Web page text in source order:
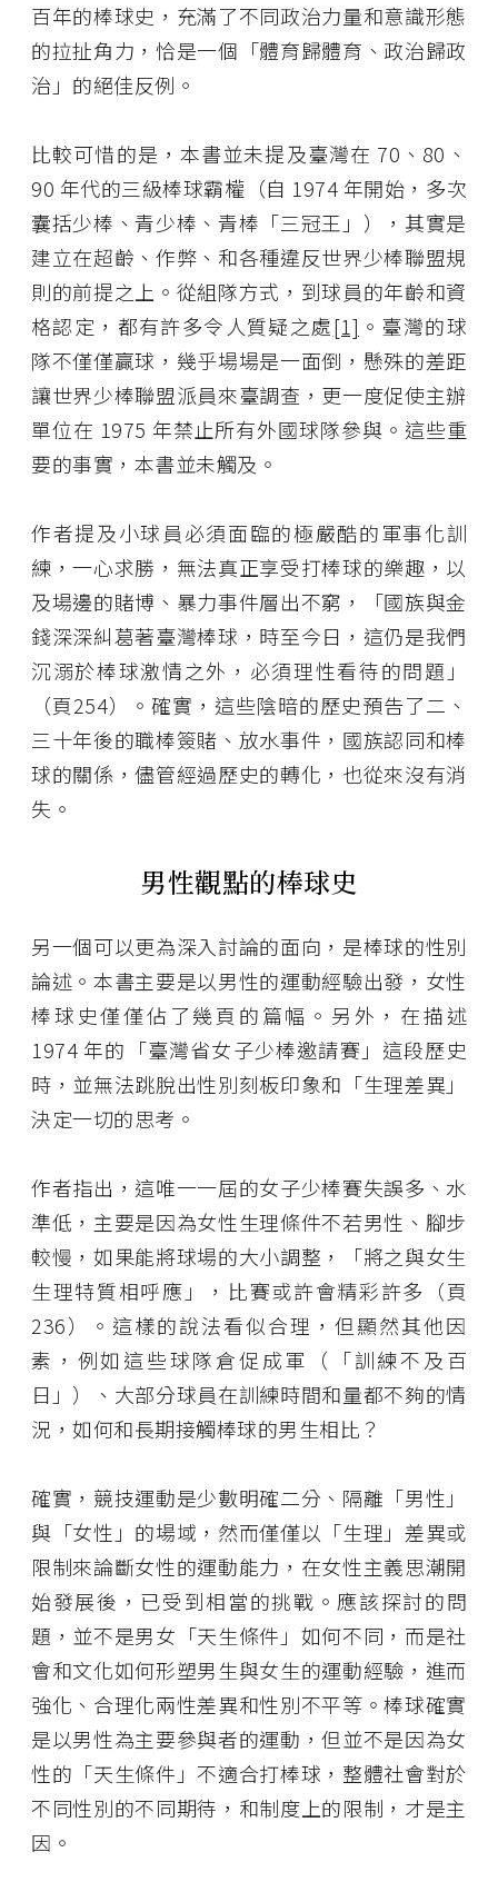
百年的棒球史，充滿了不同政治力量和意識形態
的拉扯角力，恰是一個「體育歸體育、政治歸政
治」的絕佳反例。
比較可惜的是，本書並未提及臺灣在 70、80、
90 年代的三級棒球霸權（自 1974 年開始，多次
囊括少棒、青少棒、青棒「三冠王」），其實是
建立在超齡、作弊、和各種違反世界少棒聯盟規
則的前提之上。從組隊方式，到球員的年齡和資
格認定，都有許多令人質疑之處[1] 。臺灣的球
隊不僅僅贏球，幾乎場場是一面倒，懸殊的差距
讓世界少棒聯盟派員來臺調查，更一度促使主辦
單位在 1975 年禁止所有外國球隊參與。這些重
要的事實，本書並未觸及。
作者提及小球員必須面臨的極嚴酷的軍事化訓
練，一心求勝，無法真正享受打棒球的樂趣，以
及場邊的賭博、暴力事件層出不窮，「國族與金
錢深深糾葛著臺灣棒球，時至今日，這仍是我們
沉溺於棒球激情之外，必須理性看待的問題」
（頁254）。確實，這些陰暗的歷史預告了二、
三十年後的職棒簽賭、放水事件，國族認同和棒
球的關係，儘管經過歷史的轉化，也從來沒有消
失。
男性觀點的棒球史
另一個可以更為深入討論的面向，是棒球的性別
論述。本書主要是以男性的運動經驗出發，女性
棒球史僅僅佔了幾頁的篇幅。另外，在描述
1974 年的「臺灣省女子少棒邀請賽」這段歷史
時，並無法跳脫出性別刻板印象和「生理差異」
決定一切的思考。
作者指出，這唯一一屆的女子少棒賽失誤多、水
準低，主要是因為女性生理條件不若男性、腳步
較慢，如果能將球場的大小調整，「將之與女生
生理特質相呼應」，比賽或許會精彩許多（頁
236）。這樣的說法看似合理，但顯然其他因
素，例如這些球隊倉促成軍（「訓練不及百
日」）、大部分球員在訓練時間和量都不夠的情
況，如何和長期接觸棒球的男生相比？
確實，競技運動是少數明確二分、隔離「男性」
與「女性」的場域，然而僅僅以「生理」差異或
限制來論斷女性的運動能力，在女性主義思潮開
始發展後，已受到相當的挑戰。應該探討的問
題，並不是男女「天生條件」如何不同，而是社
會和文化如何形塑男生與女生的運動經驗，進而
強化、合理化兩性差異和性別不平等。棒球確實
是以男性為主要參與者的運動，但並不是因為女
性的「天生條件」不適合打棒球，整體社會對於
不同性別的不同期待，和制度上的限制，才是主
因。